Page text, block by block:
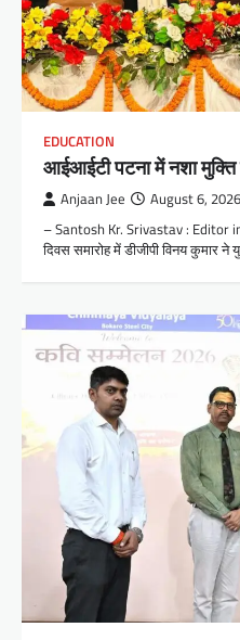
EDUCATION
आईआईटी पटना में नशा
Anjaan Jee August 6, 2026
– Santosh Kr. Srivastav : Editor
दिवस समारोह में डीजीपी विनय कुमार